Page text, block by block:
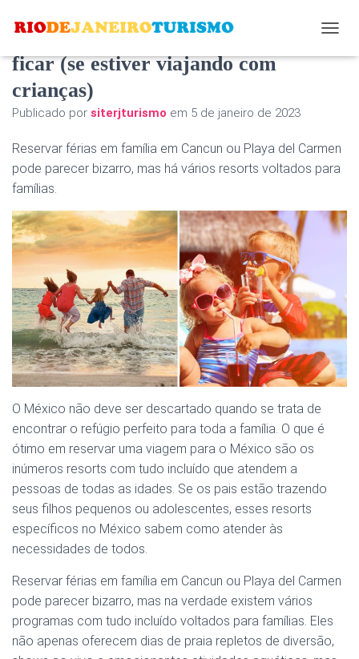
L
R
G
A
Aqui é onde no México você deve
ficar (se estiver viajando com
crianças)
Publicado por siterjturismo em 5 de janeiro de 2023
Reservar férias em família em Cancun ou Playa del Carmen
pode parecer bizarro, mas há vários resorts voltados para
famílias.
O México não deve ser descartado quando se trata de
encontrar o refúgio perfeito para toda a família. O que é
ótimo em reservar uma viagem para o México são os
inúmeros resorts com tudo incluído que atendem a
pessoas de todas as idades. Se os pais estão trazendo
seus filhos pequenos ou adolescentes, esses resorts
específicos no México sabem como atender às
necessidades de todos.
Reservar férias em família em Cancun ou Playa del Carmen
pode parecer bizarro, mas na verdade existem vários
programas com tudo incluído voltados para famílias. Eles
não apenas oferecem dias de praia repletos de diversão,